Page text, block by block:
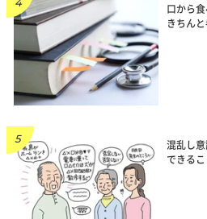
口から
きちん
混乱し
できる